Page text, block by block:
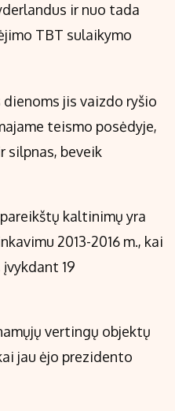
ir nuo tada
TBT sulaikymo
jis vaizdo ryšio
teismo posėdyje,
silpnas, beveik
kaltinimų yra
2013-2016 m., kai
19
vertingų objektų
jau ėjo prezidento